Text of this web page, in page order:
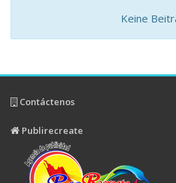
Keine
Contáctenos
Publirecreate